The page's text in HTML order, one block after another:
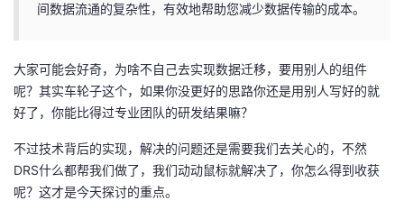
间数据流通的复杂性，有效地帮助您减少数据传输的成本。
大家可能会好奇，为啥不自己去实现数据迁移，要用别人的组件
呢？其实车轮子这个，如果你没更好的思路你还是用别人写好的就
好了，你能比得过专业团队的研发结果嘛？
不过技术背后的实现，解决的问题还是需要我们去关心的，不然
DRS什么都帮我们做了，我们动动鼠标就解决了，你怎么得到收获
呢？这才是今天探讨的重点。